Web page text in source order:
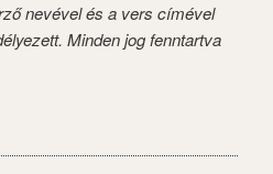
nevével és a vers címével
Minden jog fenntartva